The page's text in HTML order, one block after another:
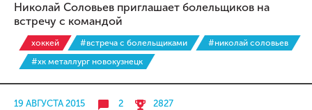
Николай Соловьев приглашает болельщиков на
встречу с командой
хоккей #встреча с болельщиками
#николай соловьев
#хк металлург новокузнецк
19 АВГУСТА 2015 2 2827